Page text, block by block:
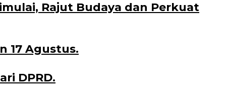
Rajut Budaya dan Perkuat
17 Agustus.
DPRD.